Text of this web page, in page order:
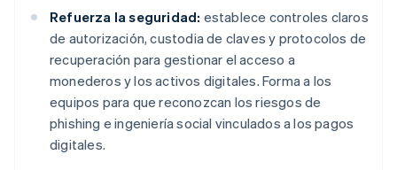
Refuerza la seguridad: establece controles claros
de autorización, custodia de claves y protocolos de
recuperación para gestionar el acceso a
monederos y los activos digitales. Forma a los
equipos para que reconozcan los riesgos de
phishing e ingeniería social vinculados a los pagos
digitales.